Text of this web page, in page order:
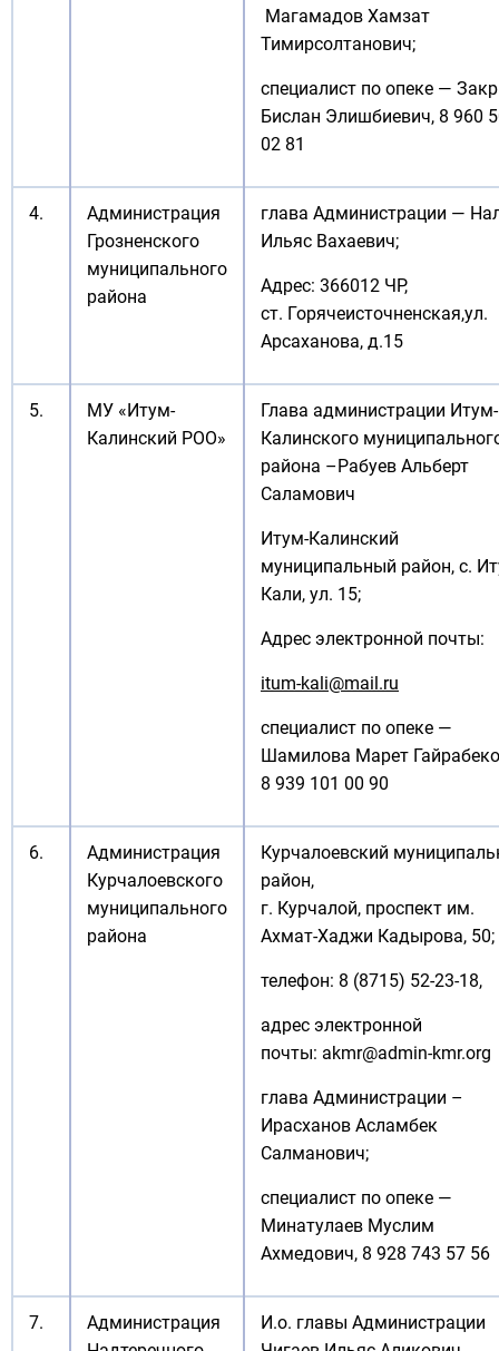
Магамадов Хамзат
Тимирсолтанович;
специалист по опеке —
Бислан Элишбиевич, 8 960
02 81
4.
Администрация
Грозненского
муниципального
района
глава Администрации —
Ильяс Вахаевич;
Адрес: 366012 ЧР,
ст. Горячеисточненская,ул.
Арсаханова, д.15
5.
МУ «Итум-
Калинский РОО»
Глава администрации Итум-
Калинского
района –Рабуев Альберт
Саламович
Итум-Калинский
муниципальный район, с.
Кали, ул. 15;
Адрес электронной почты:
itum-kali@mail.ru
специалист по опеке —
Шамилова Марет
8 939 101 00 90
6.
Администрация
Курчалоевского
муниципального
района
Курчалоевский
район,
г. Курчалой, проспект им.
Ахмат-Хаджи Кадырова, 50;
телефон: 8 (8715) 52-23-18,
адрес электронной
почты: akmr@admin-kmr.org
глава Администрации –
Ирасханов Асламбек
Салманович;
специалист по опеке —
Минатулаев Муслим
Ахмедович, 8 928 743 57 56
7.
Администрация
И.о. главы Администрации